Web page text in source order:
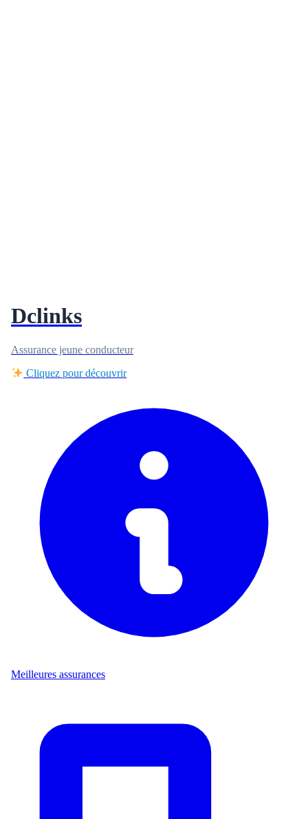
Dclinks
Assurance jeune conducteur
Cliquez pour découvrir
Meilleures assurances